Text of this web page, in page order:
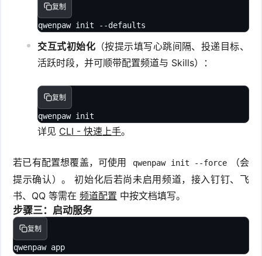
复制
qwenpaw init --defaults
交互式初始化（按提示填写心跳间隔、投递目标、
活跃时段，并可顺带配置频道与 Skills）：
复制
qwenpaw init
详见 CLI - 快速上手。
若已有配置想覆盖，可使用 qwenpaw init --force
（会
提示确认）。 初始化后若尚未启用频道，接入钉钉、飞
书、QQ 等需在频道配置 中按文档填写。
步骤三：启动服务
复制
qwenpaw app